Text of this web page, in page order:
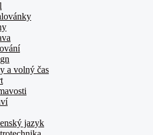
a volný čas
jazyk